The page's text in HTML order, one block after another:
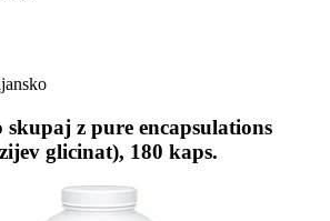
skupaj z pure encapsulations
glicinat), 180 kaps.